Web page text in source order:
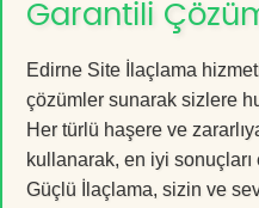
Garantili
Edirne Site İlaçlama
çözümler sunarak sizlere
Her türlü haşere ve
kullanarak, en iyi
Güçlü İlaçlama, sizin ve